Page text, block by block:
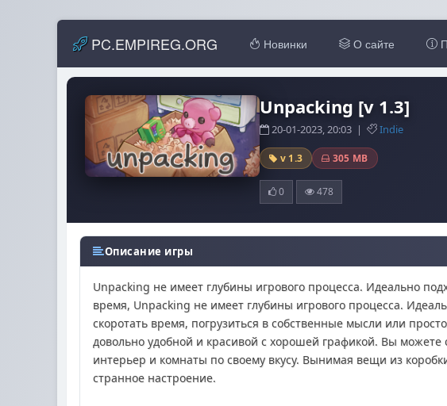
PC.EMPIREG.ORG Новинки О сайте
Unpacking [v 1.3]
20-01-2023, 20:03 | Indie
v 1.3 305 MB
0 478
Описание игры
Unpacking не имеет глубины игрового процесса. Идеально
время, Unpacking не имеет глубины игрового процесса.
скоротать время, погрузиться в собственные мысли или
довольно удобной и красивой с хорошей графикой. Вы можете
интерьер и комнаты по своему вкусу. Вынимая вещи из
странное настроение.